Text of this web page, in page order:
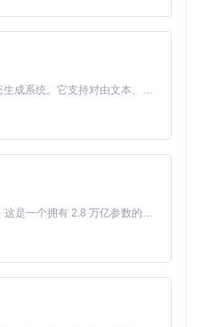
内容分散问题的核心。它允
将不同平台的内容聚合到一个
率和内容过滤选项
的内容库
读技术文档和关注新闻资讯的
自定义选项，让你可以根据
MiniMax H3 是一个通用的全模态生成系统。它支持对由文本、图像、视频和音频组成的多模态上下文进行统一理解，并能生成分辨率高达 2K、时长可达 15 秒的带原生立体声音频的视频。得益于面向任务泛化的系统设计，H3 在预训练阶段就已具备广泛的多模态上下文理解与生成能力，能够出色地执行复杂的多模态指令。
Kimi K3 是Kimi能力最强的模型：这是一个拥有 2.8 万亿参数的混合专家（MoE）模型，具备原生视觉理解能力，并支持 100 万 token 的上下文窗口。